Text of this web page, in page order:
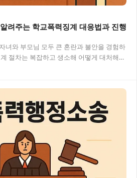
려주는 학교폭력징계 대응법과 진행
녀와 부모님 모두 큰 혼란과 불안을 경험하
절차는 복잡하고 생소해 어떻게 대처해야
글에서는…